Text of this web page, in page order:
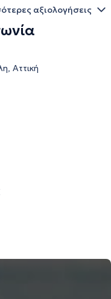
αξιολογήσεις
Αττική